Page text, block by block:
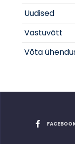
Uudised
Vastuvõtt
Võta